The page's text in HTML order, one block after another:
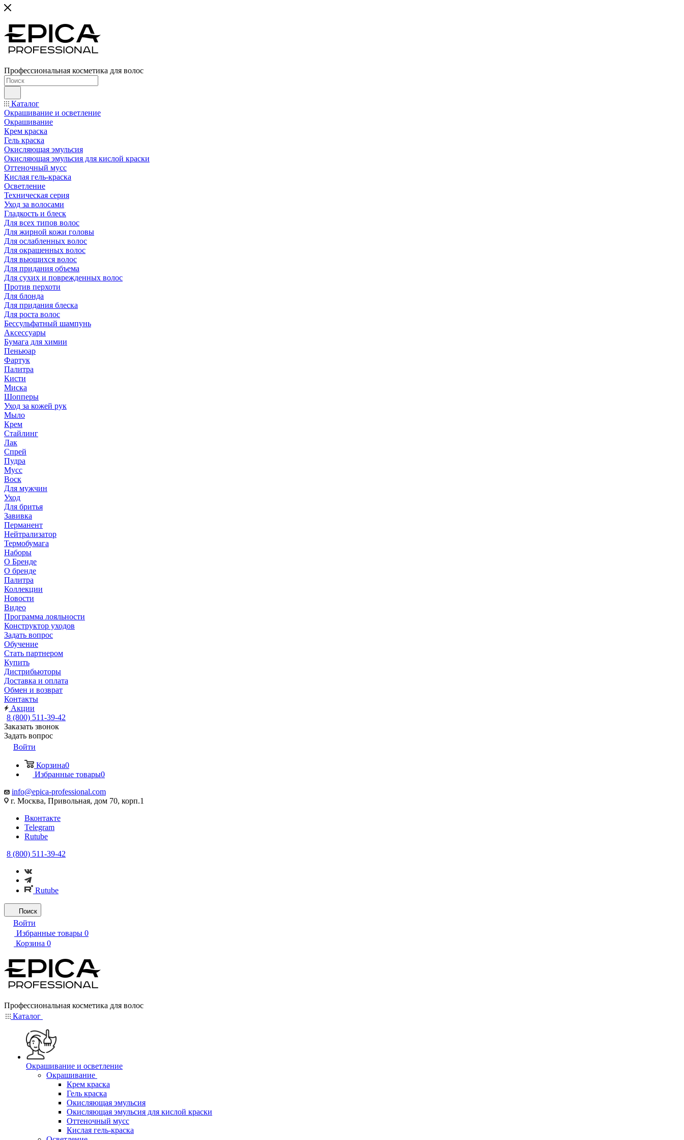
Профессиональная косметика для волос
Каталог
Окрашивание и осветление
Окрашивание
Крем краска
Гель краска
Окисляющая эмульсия
Окисляющая эмульсия для кислой краски
Оттеночный мусс
Кислая гель-краска
Осветление
Техническая серия
Уход за волосами
Гладкость и блеск
Для всех типов волос
Для жирной кожи головы
Для ослабленных волос
Для окрашенных волос
Для вьющихся волос
Для придания объема
Для сухих и поврежденных волос
Против перхоти
Для блонда
Для придания блеска
Для роста волос
Бессульфатный шампунь
Аксессуары
Бумага для химии
Пеньюар
Фартук
Палитра
Кисти
Миска
Шопперы
Уход за кожей рук
Мыло
Крем
Стайлинг
Лак
Спрей
Пудра
Мусс
Воск
Для мужчин
Уход
Для бритья
Завивка
Перманент
Нейтрализатор
Термобумага
Наборы
О Бренде
О бренде
Палитра
Коллекции
Новости
Видео
Программа лояльности
Конструктор уходов
Задать вопрос
Обучение
Стать партнером
Купить
Дистрибьюторы
Доставка и оплата
Обмен и возврат
Контакты
Акции
8 (800) 511-39-42
Заказать звонок
Задать вопрос
Войти
Корзина0
Избранные товары0
info@epica-professional.com
г. Москва, Привольная, дом 70, корп.1
Вконтакте
Telegram
Rutube
8 (800) 511-39-42
Rutube
Поиск
Войти
Избранные товары 0
Корзина 0
Профессиональная косметика для волос
Каталог
Окрашивание и осветление
Окрашивание
Крем краска
Гель краска
Окисляющая эмульсия
Окисляющая эмульсия для кислой краски
Оттеночный мусс
Кислая гель-краска